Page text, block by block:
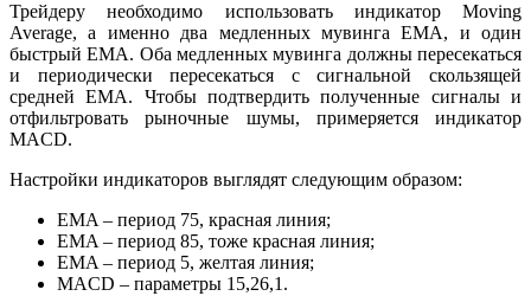
Трейдеру необходимо использовать индикатор Moving
Average, а именно два медленных мувинга EMA, и один
быстрый EMA. Оба медленных мувинга должны пересекаться
и периодически пересекаться с сигнальной скользящей
средней EMA. Чтобы подтвердить полученные сигналы и
отфильтровать рыночные шумы, примеряется индикатор
MACD.
Настройки индикаторов выглядят следующим образом:
EMA – период 75, красная линия;
EMA – период 85, тоже красная линия;
EMA – период 5, желтая линия;
MACD – параметры 15,26,1.